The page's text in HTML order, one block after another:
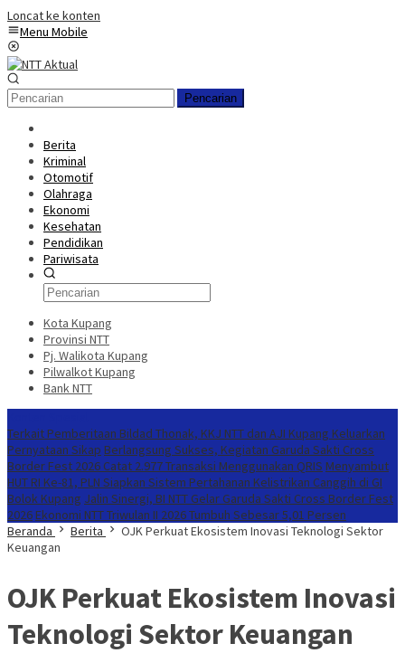
Loncat ke konten
Menu Mobile
Pencarian
Berita
Kriminal
Otomotif
Olahraga
Ekonomi
Kesehatan
Pendidikan
Pariwisata
Kota Kupang
Provinsi NTT
Pj. Walikota Kupang
Pilwalkot Kupang
Bank NTT
Terkait Pemberitaan Bildad Thonak, KKJ NTT dan AJI Kupang Keluarkan
Pernyataan Sikap Berlangsung Sukses, Kegiatan Garuda Sakti Cross
Border Fest 2026 Catat 2.977 Transaksi Menggunakan QRIS Menyambut
HUT RI Ke-81, PLN Siapkan Sistem Pertahanan Kelistrikan Canggih di GI
Bolok Kupang Jalin Sinergi, BI NTT Gelar Garuda Sakti Cross Border Fest
2026 Ekonomi NTT Triwulan II 2026 Tumbuh Sebesar 5,01 Persen
Beranda
Berita
OJK Perkuat Ekosistem Inovasi Teknologi Sektor
Keuangan
OJK Perkuat Ekosistem Inovasi
Teknologi Sektor Keuangan